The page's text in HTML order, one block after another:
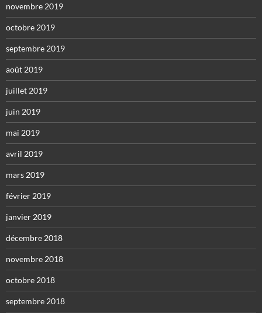
novembre 2019
octobre 2019
septembre 2019
août 2019
juillet 2019
juin 2019
mai 2019
avril 2019
mars 2019
février 2019
janvier 2019
décembre 2018
novembre 2018
octobre 2018
septembre 2018